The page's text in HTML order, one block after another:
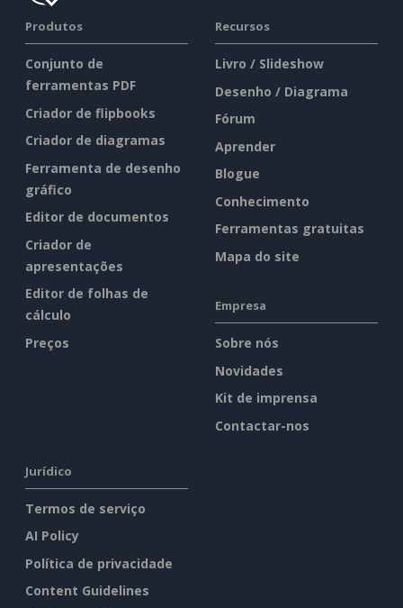
Produtos
Conjunto de
ferramentas PDF
Criador de flipbooks
Criador de diagramas
Ferramenta de desenho
gráfico
Editor de documentos
Criador de
apresentações
Editor de folhas de
cálculo
Preços
Recursos
Livro / Slideshow
Desenho / Diagrama
Fórum
Aprender
Blogue
Conhecimento
Ferramentas gratuitas
Mapa do site
Empresa
Sobre nós
Novidades
Kit de imprensa
Contactar-nos
Jurídico
Termos de serviço
AI Policy
Política de privacidade
Content Guidelines